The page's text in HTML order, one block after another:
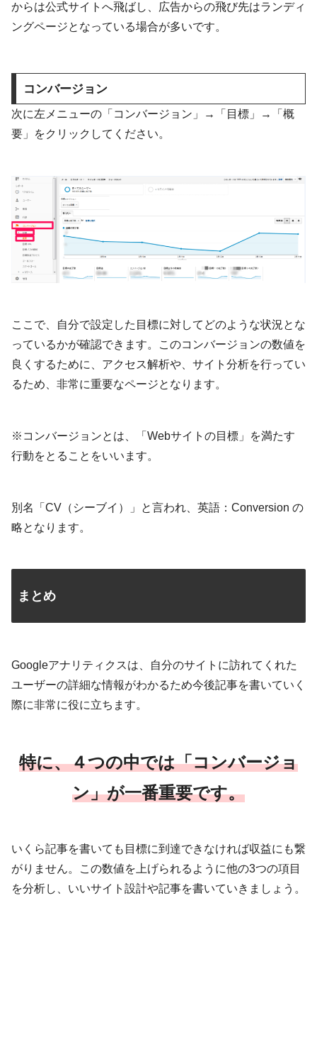
からは公式サイトへ飛ばし、広告からの飛び先はランディ
ングページとなっている場合が多いです。
コンバージョン
次に左メニューの「コンバージョン」→「目標」→「概
要」をクリックしてください。
ここで、自分で設定した目標に対してどのような状況とな
っているかが確認できます。このコンバージョンの数値を
良くするために、アクセス解析や、サイト分析を行ってい
るため、非常に重要なページとなります。
※コンバージョンとは、「Webサイトの目標」を満たす
行動をとることをいいます。
別名「CV（シーブイ）」と言われ、英語：Conversion の
略となります。
まとめ
Googleアナリティクスは、自分のサイトに訪れてくれた
ユーザーの詳細な情報がわかるため今後記事を書いていく
際に非常に役に立ちます。
特に、４つの中では「コンバージョ
ン」が一番重要です。
いくら記事を書いても目標に到達できなければ収益にも繋
がりません。この数値を上げられるように他の3つの項目
を分析し、いいサイト設計や記事を書いていきましょう。